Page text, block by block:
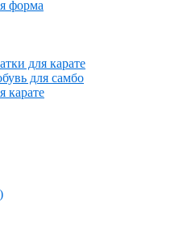
форма
для карате
для самбо
карате